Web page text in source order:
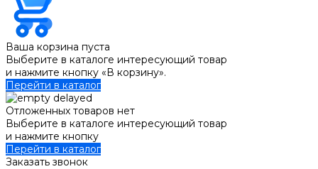
Ваша корзина пуста
Выберите в каталоге интересующий товар
и нажмите кнопку «В корзину».
Перейти в каталог
Отложенных товаров нет
Выберите в каталоге интересующий товар
и нажмите кнопку
Перейти в каталог
Заказать звонок